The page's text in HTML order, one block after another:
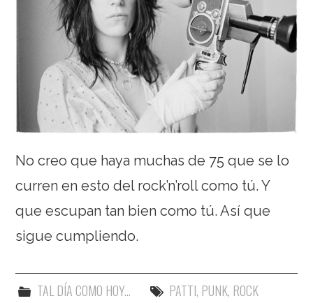
No creo que haya muchas de 75 que se lo
curren en esto del rock’n’roll como tú. Y
que escupan tan bien como tú. Así que
sigue cumpliendo.
TAL DÍA COMO HOY... PATTI, PUNK, ROCK